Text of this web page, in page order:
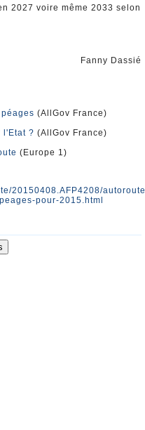
2027 voire même 2033 selon
Fanny Dassié
(AllGov France)
l'Etat ? (AllGov France)
(Europe 1)
20150408.AFP4208/
pour-2015.html